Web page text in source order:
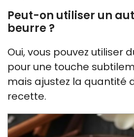
Peut-on utiliser un
beurre ?
Oui, vous pouvez utiliser
pour une touche
mais ajustez la quantité
recette.